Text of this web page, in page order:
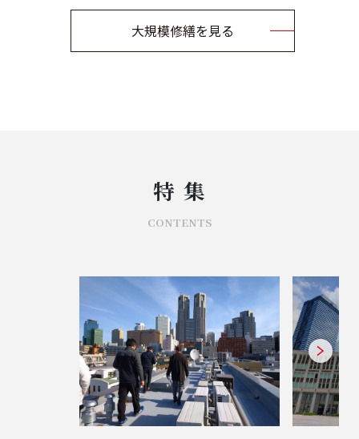
大規模修繕を見る
特 集
CONTENTS